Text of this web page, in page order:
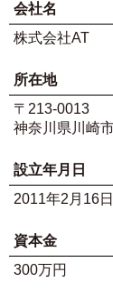
会社名
株式会社AT
所在地
〒213-0013
神奈川県川崎
設立年月日
2011年2月16日
資本金
300万円